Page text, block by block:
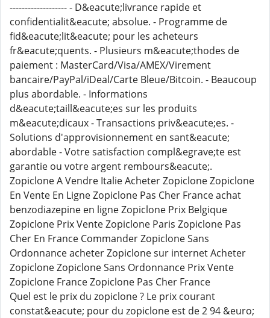
------------------- - D&eacute;livrance rapide et
confidentialit&eacute; absolue. - Programme de
fid&eacute;lit&eacute; pour les acheteurs
fr&eacute;quents. - Plusieurs m&eacute;thodes de
paiement : MasterCard/Visa/AMEX/Virement
bancaire/PayPal/iDeal/Carte Bleue/Bitcoin. - Beaucoup
plus abordable. - Informations
d&eacute;taill&eacute;es sur les produits
m&eacute;dicaux - Transactions priv&eacute;es. -
Solutions d'approvisionnement en sant&eacute;
abordable - Votre satisfaction compl&egrave;te est
garantie ou votre argent rembours&eacute;.
Zopiclone A Vendre Italie Acheter Zopiclone Zopiclone
En Vente En Ligne Zopiclone Pas Cher France achat
benzodiazepine en ligne Zopiclone Prix Belgique
Zopiclone Prix Vente Zopiclone Paris Zopiclone Pas
Cher En France Commander Zopiclone Sans
Ordonnance acheter Zopiclone sur internet Acheter
Zopiclone Zopiclone Sans Ordonnance Prix Vente
Zopiclone France Zopiclone Pas Cher France
Quel est le prix du zopiclone ? Le prix courant
constat&eacute; pour du zopiclone est de 2 94 &euro;